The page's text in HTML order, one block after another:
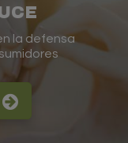
la defensa